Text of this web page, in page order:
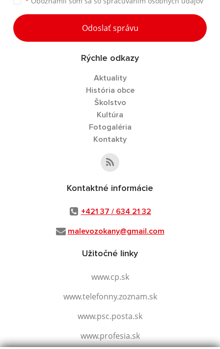
Odoslať správu
Rýchle odkazy
Aktuality
História obce
Školstvo
Kultúra
Fotogaléria
Kontakty
Kontaktné informácie
+421 37 / 634 21 32
malevozokany@gmail.com
Užitočné linky
www.cp.sk
www.telefonny.zoznam.sk
www.psc.posta.sk
www.profesia.sk